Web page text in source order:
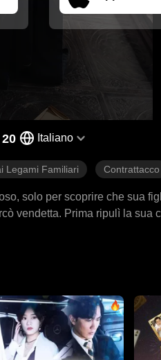
Italiano
Legami Familiari Contrattacco
solo per scoprire che sua
vendetta. Prima ripulì la sua